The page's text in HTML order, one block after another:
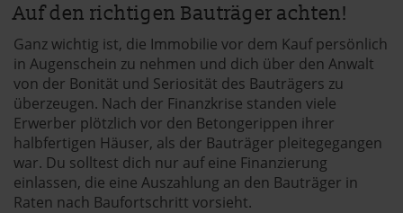
Auf den richtigen Bauträger achten!
Ganz wichtig ist, die Immobilie vor dem Kauf persönlich
in Augenschein zu nehmen und dich über den Anwalt
von der Bonität und Seriosität des Bauträgers zu
überzeugen. Nach der Finanzkrise standen viele
Erwerber plötzlich vor den Betongerippen ihrer
halbfertigen Häuser, als der Bauträger pleitegegangen
war. Du solltest dich nur auf eine Finanzierung
einlassen, die eine Auszahlung an den Bauträger in
Raten nach Baufortschritt vorsieht.